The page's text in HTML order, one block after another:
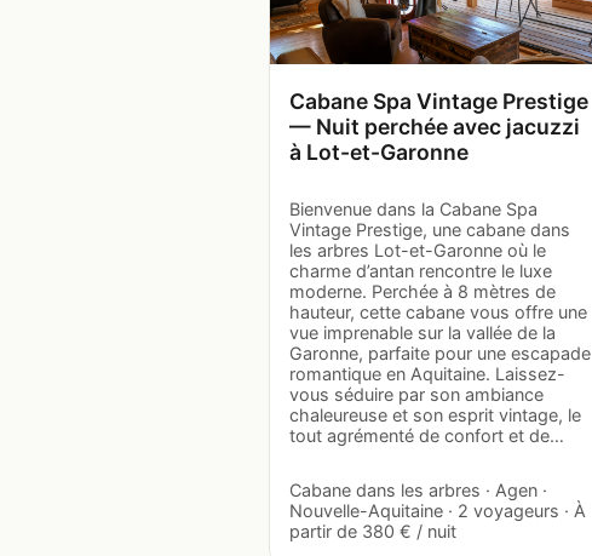
Cabane Spa Vintage Prestige
— Nuit perchée avec jacuzzi
à Lot-et-Garonne
Bienvenue dans la Cabane Spa
Vintage Prestige, une cabane dans
les arbres Lot-et-Garonne où le
charme d’antan rencontre le luxe
moderne. Perchée à 8 mètres de
hauteur, cette cabane vous offre une
vue imprenable sur la vallée de la
Garonne, parfaite pour une escapade
romantique en Aquitaine. Laissez-
vous séduire par son ambiance
chaleureuse et son esprit vintage, le
tout agrémenté de confort et de…
Cabane dans les arbres · Agen ·
Nouvelle-Aquitaine · 2 voyageurs · À
partir de 380 € / nuit